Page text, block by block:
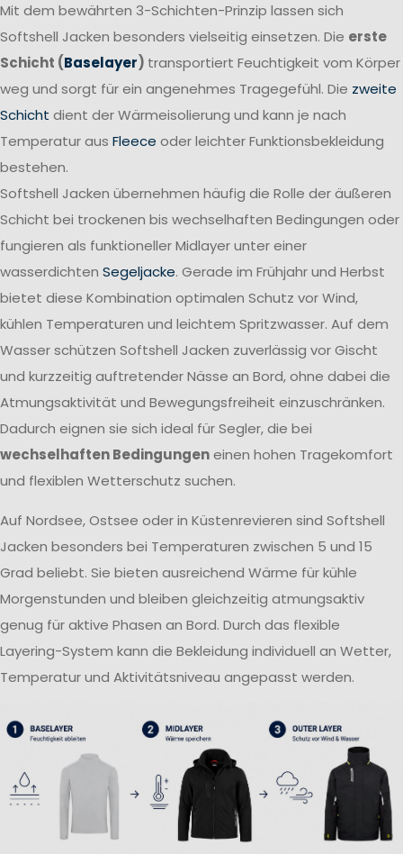
Mit dem bewährten 3-Schichten-Prinzip lassen sich
Softshell Jacken besonders vielseitig einsetzen. Die erste
Schicht (Baselayer) transportiert Feuchtigkeit vom Körper
weg und sorgt für ein angenehmes Tragegefühl. Die zweite
Schicht dient der Wärmeisolierung und kann je nach
Temperatur aus Fleece oder leichter Funktionsbekleidung
bestehen.
Softshell Jacken übernehmen häufig die Rolle der äußeren
Schicht bei trockenen bis wechselhaften Bedingungen oder
fungieren als funktioneller Midlayer unter einer
wasserdichten Segeljacke. Gerade im Frühjahr und Herbst
bietet diese Kombination optimalen Schutz vor Wind,
kühlen Temperaturen und leichtem Spritzwasser. Auf dem
Wasser schützen Softshell Jacken zuverlässig vor Gischt
und kurzzeitig auftretender Nässe an Bord, ohne dabei die
Atmungsaktivität und Bewegungsfreiheit einzuschränken.
Dadurch eignen sie sich ideal für Segler, die bei
wechselhaften Bedingungeneinen hohen Tragekomfort
und flexiblen Wetterschutz suchen.
Auf Nordsee, Ostsee oder in Küstenrevieren sind Softshell
Jacken besonders bei Temperaturen zwischen 5 und 15
Grad beliebt. Sie bieten ausreichend Wärme für kühle
Morgenstunden und bleiben gleichzeitig atmungsaktiv
genug für aktive Phasen an Bord. Durch das flexible
Layering-System kann die Bekleidung individuell an Wetter,
Temperatur und Aktivitätsniveau angepasst werden.